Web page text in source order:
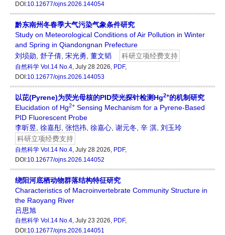
DOI:10.12677/ojns.2026.144054
黔东南州冬春季大气污染气象条件研究
Study on Meteorological Conditions of Air Pollution in Winter
and Spring in Qiandongnan Prefecture
刘埙勋 舒子倩 宋光勇 董文韬 科研立项经费支持
自然科学 Vol.14 No.4, July 28 2026, PDF,
DOI:10.12677/ojns.2026.144053
以芘(Pyrene)为荧光母核的PID荧光探针检测Hg2+的机制研究
Elucidation of Hg2+ Sensing Mechanism for a Pyrene-Based
PID Fluorescent Probe
李昕昱 徐嘉彤 张恺祎 徐嘉心 谢元冬 辛 淇 刘玉玲
科研立项经费支持
自然科学 Vol.14 No.4, July 28 2026, PDF,
DOI:10.12677/ojns.2026.144052
绕阳河底栖动物群落结构特征研究
Characteristics of Macroinvertebrate Community Structure in
the Raoyang River
吕思旭
自然科学 Vol.14 No.4, July 23 2026, PDF,
DOI:10.12677/ojns.2026.144051